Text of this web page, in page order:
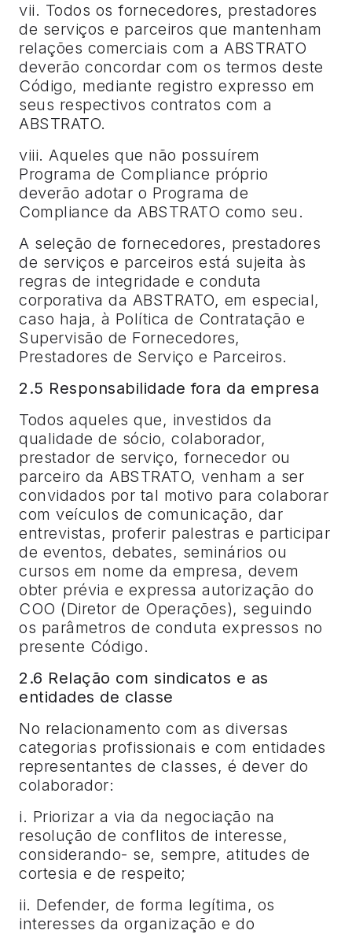
vii. Todos os fornecedores, prestadores
de serviços e parceiros que mantenham
relações comerciais com a ABSTRATO
deverão concordar com os termos deste
Código, mediante registro expresso em
seus respectivos contratos com a
ABSTRATO.
viii. Aqueles que não possuírem
Programa de Compliance próprio
deverão adotar o Programa de
Compliance da ABSTRATO como seu.
A seleção de fornecedores, prestadores
de serviços e parceiros está sujeita às
regras de integridade e conduta
corporativa da ABSTRATO, em especial,
caso haja, à Política de Contratação e
Supervisão de Fornecedores,
Prestadores de Serviço e Parceiros.
2.5 Responsabilidade fora da empresa
Todos aqueles que, investidos da
qualidade de sócio, colaborador,
prestador de serviço, fornecedor ou
parceiro da ABSTRATO, venham a ser
convidados por tal motivo para colaborar
com veículos de comunicação, dar
entrevistas, proferir palestras e participar
de eventos, debates, seminários ou
cursos em nome da empresa, devem
obter prévia e expressa autorização do
COO (Diretor de Operações), seguindo
os parâmetros de conduta expressos no
presente Código.
2.6 Relação com sindicatos e as
entidades de classe
No relacionamento com as diversas
categorias profissionais e com entidades
representantes de classes, é dever do
colaborador:
i. Priorizar a via da negociação na
resolução de conflitos de interesse,
considerando- se, sempre, atitudes de
cortesia e de respeito;
ii. Defender, de forma legítima, os
interesses da organização e do